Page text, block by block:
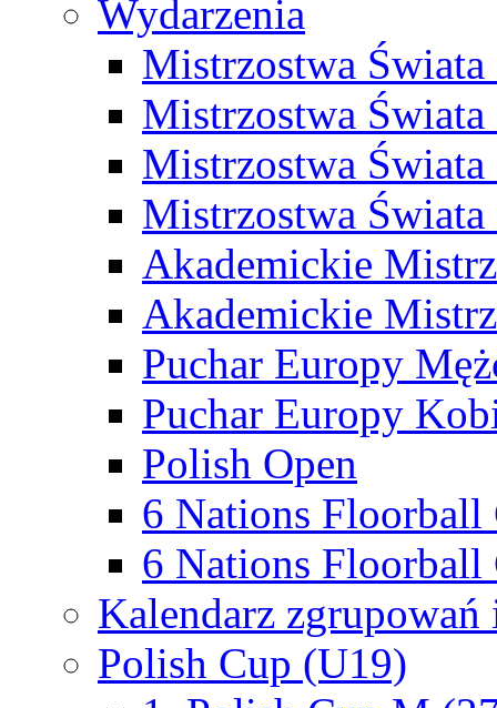
Wydarzenia
Mistrzostwa
Mistrzostwa
Mistrzostwa
Mistrzostwa
Akademickie
Akademickie
Puchar Europy
Puchar Europy
Polish Open
6 Nations Floorball
6 Nations Floorball
Kalendarz
Polish Cup (U19)